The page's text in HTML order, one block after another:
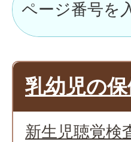
乳幼児の
新生児聴覚検